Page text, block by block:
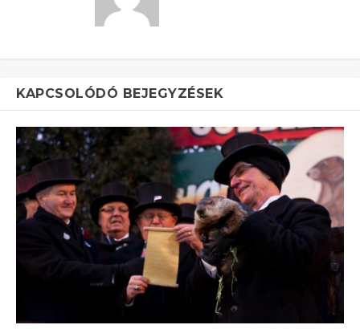
KAPCSOLÓDÓ BEJEGYZÉSEK